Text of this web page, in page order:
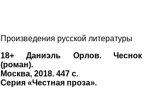
Произведения русской литературы
18+ Даниэль Орлов. Чеснок
(роман).
Москва, 2018. 447 с.
Серия «Честная проза».